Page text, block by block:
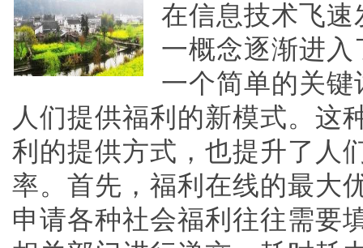
在信息技术飞
一概念逐渐进
一个简单的关
人们提供福利的新模式。这
利的提供方式，也提升了人
率。首先，福利在线的最大
申请各种社会福利往往需要